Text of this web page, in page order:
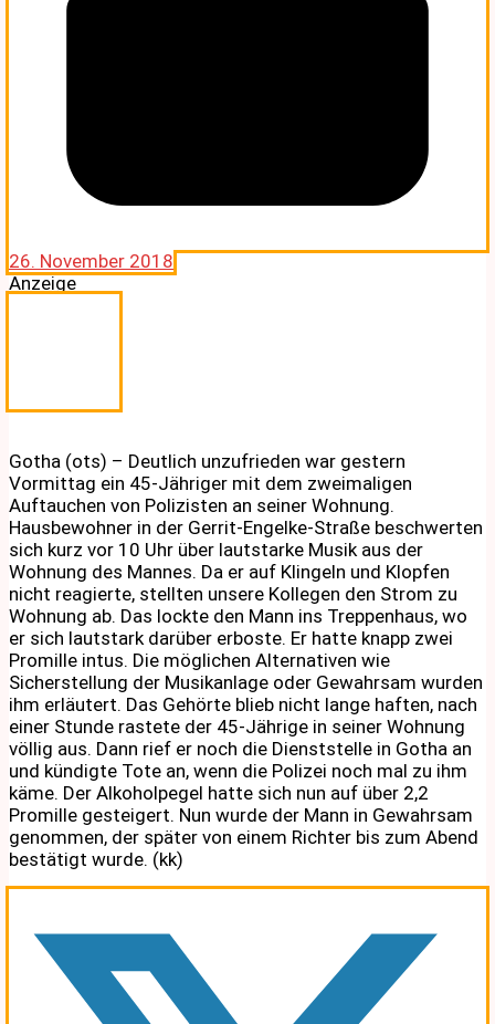
26. November 2018
Anzeige
Gotha (ots) – Deutlich unzufrieden war gestern
Vormittag ein 45-Jähriger mit dem zweimaligen
Auftauchen von Polizisten an seiner Wohnung.
Hausbewohner in der Gerrit-Engelke-Straße beschwerten
sich kurz vor 10 Uhr über lautstarke Musik aus der
Wohnung des Mannes. Da er auf Klingeln und Klopfen
nicht reagierte, stellten unsere Kollegen den Strom zu
Wohnung ab. Das lockte den Mann ins Treppenhaus, wo
er sich lautstark darüber erboste. Er hatte knapp zwei
Promille intus. Die möglichen Alternativen wie
Sicherstellung der Musikanlage oder Gewahrsam wurden
ihm erläutert. Das Gehörte blieb nicht lange haften, nach
einer Stunde rastete der 45-Jährige in seiner Wohnung
völlig aus. Dann rief er noch die Dienststelle in Gotha an
und kündigte Tote an, wenn die Polizei noch mal zu ihm
käme. Der Alkoholpegel hatte sich nun auf über 2,2
Promille gesteigert. Nun wurde der Mann in Gewahrsam
genommen, der später von einem Richter bis zum Abend
bestätigt wurde. (kk)